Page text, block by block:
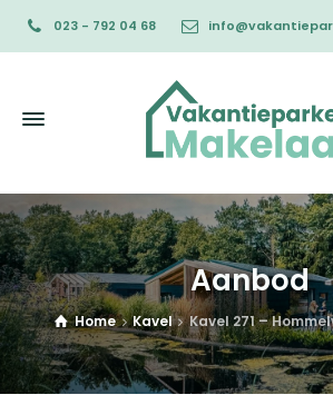
023 - 792 04 68
Aanbod
Home Kavel Kavel 271 –